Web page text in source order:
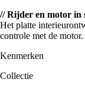
// Rijder en motor in
Het platte
controle met de motor.
Kenmerken
Collectie